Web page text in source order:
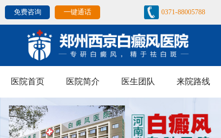
免费咨询 一键通话 0371-88005788
医院首页 医院简介 医生团队 来院路线